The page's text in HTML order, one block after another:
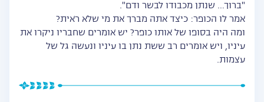
"ברוך… שנתן מכבודו לבשר ודם".
אמר לו הכופר: כיצד אתה מברך את מי שלא ראית?
ומה היה בסופו של אותו כופר? יש אומרים שחבריו ניקרו את
עיניו, ויש אומרים רב ששת נתן בו עיניו ונעשה גל של
עצמות.